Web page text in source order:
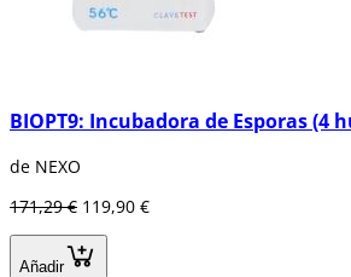
BIOPT9: Incubadora de Esporas (4
de NEXO
171,29 € 119,90 €
Añadir